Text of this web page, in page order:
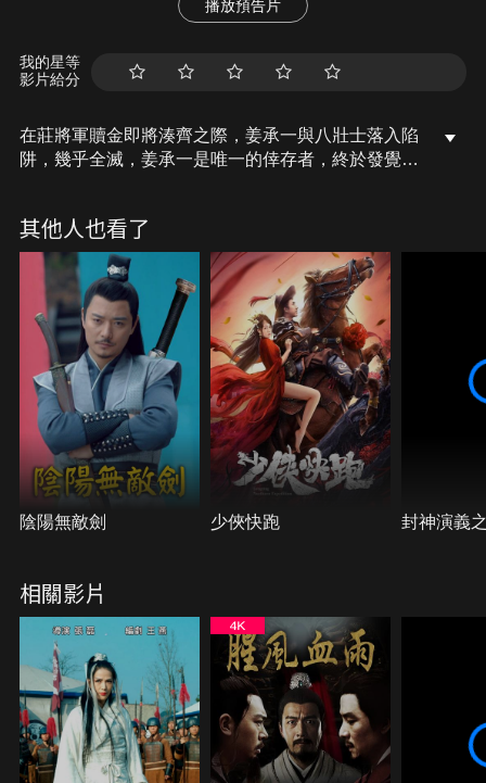
播放預告片
我的星等
影片給分
在莊將軍贖金即將湊齊之際，姜承一與八壯士落入陷
阱，幾乎全滅，姜承一是唯一的倖存者，終於發覺是
其他人也看了
陰陽無敵劍 少俠快跑 封神演義
相關影片